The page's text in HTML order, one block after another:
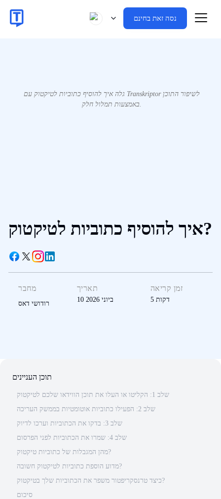
נסה זאת בחינם
גלה איך להוסיף כתוביות לטיקטוק עם Transkriptor לשיפור התוכן
באמצעות תמלול חלק.
איך להוסיף כתוביות לטיקטוק?
מחבר
רודושי דאס
תאריך
10 ביוני 2026
זמן קריאה
5 דקות
תוכן העניינים
שלב 1: הקליטו או העלו את תוכן הווידאו שלכם לטיקטוק
שלב 2: הפעילו כתוביות אוטומטיות בממשק העריכה
שלב 3: בדקו את הכתוביות וערכו לדיוק
שלב 4: שמרו את הכתוביות לפני הפרסום
מהן המגבלות של כתוביות טיקטוק?
מדוע הוספת כתוביות לטיקטוק חשובה?
כיצד טרנסקריפטור משפר את הכתוביות שלך בטיקטוק?
סיכום